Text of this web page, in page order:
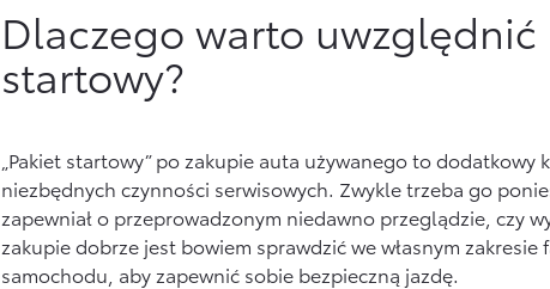
Dlaczego warto
startowy?
„Pakiet startowy” po zakupie auta używanego to dodatkowy
niezbędnych czynności serwisowych. Zwykle trzeba go
zapewniał o przeprowadzonym niedawno przeglądzie, czy
zakupie dobrze jest bowiem sprawdzić we własnym
samochodu, aby zapewnić sobie bezpieczną jazdę.